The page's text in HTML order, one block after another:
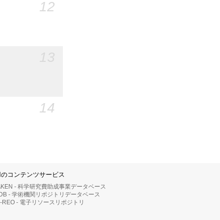
12
14
のコンテンツサービス
- 科学研究費助成事業データベース
- 学術機関リポジトリデータベース
REO - 電子リソースリポジトリ